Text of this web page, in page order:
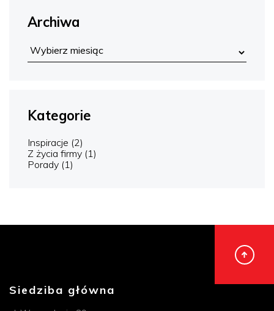
Archiwa
Kategorie
Inspiracje (2)
Z życia firmy (1)
Porady (1)
Siedziba główna